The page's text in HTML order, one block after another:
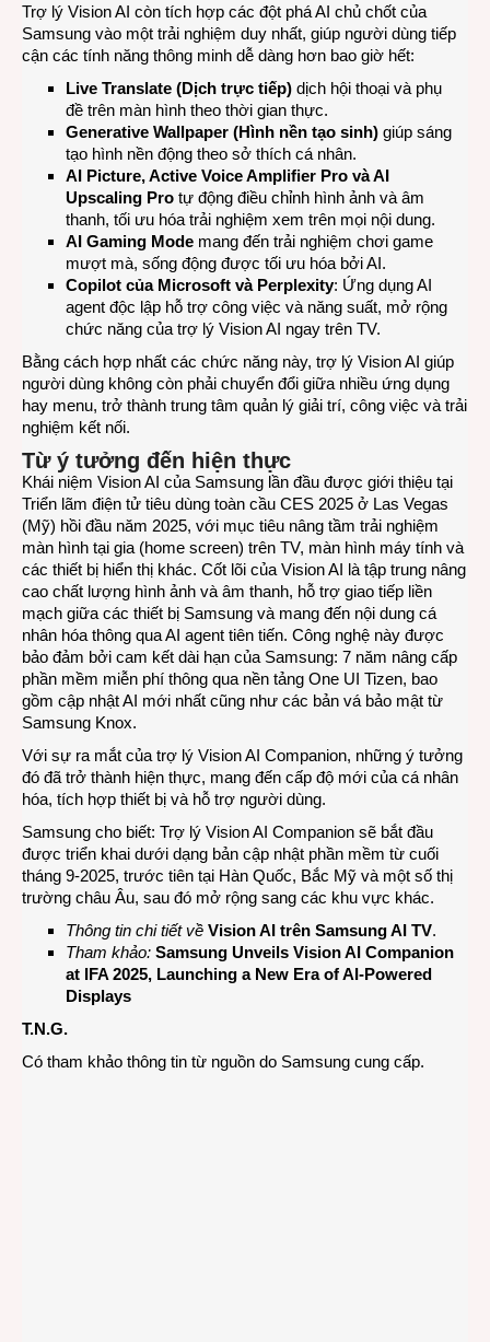
Trợ lý Vision AI còn tích hợp các đột phá AI chủ chốt của
Samsung vào một trải nghiệm duy nhất, giúp người dùng tiếp
cận các tính năng thông minh dễ dàng hơn bao giờ hết:
Live Translate (Dịch trực tiếp) dịch hội thoại và phụ
đề trên màn hình theo thời gian thực.
Generative Wallpaper (Hình nền tạo sinh) giúp sáng
tạo hình nền động theo sở thích cá nhân.
AI Picture, Active Voice Amplifier Pro và AI
Upscaling Pro tự động điều chỉnh hình ảnh và âm
thanh, tối ưu hóa trải nghiệm xem trên mọi nội dung.
AI Gaming Mode mang đến trải nghiệm chơi game
mượt mà, sống động được tối ưu hóa bởi AI.
Copilot của Microsoft và Perplexity: Ứng dụng AI
agent độc lập hỗ trợ công việc và năng suất, mở rộng
chức năng của trợ lý Vision AI ngay trên TV.
Bằng cách hợp nhất các chức năng này, trợ lý Vision AI giúp
người dùng không còn phải chuyển đổi giữa nhiều ứng dụng
hay menu, trở thành trung tâm quản lý giải trí, công việc và trải
nghiệm kết nối.
Từ ý tưởng đến hiện thực
Khái niệm Vision AI của Samsung lần đầu được giới thiệu tại
Triển lãm điện tử tiêu dùng toàn cầu CES 2025 ở Las Vegas
(Mỹ) hồi đầu năm 2025, với mục tiêu nâng tầm trải nghiệm
màn hình tại gia (home screen) trên TV, màn hình máy tính và
các thiết bị hiển thị khác. Cốt lõi của Vision AI là tập trung nâng
cao chất lượng hình ảnh và âm thanh, hỗ trợ giao tiếp liền
mạch giữa các thiết bị Samsung và mang đến nội dung cá
nhân hóa thông qua AI agent tiên tiến. Công nghệ này được
bảo đảm bởi cam kết dài hạn của Samsung: 7 năm nâng cấp
phần mềm miễn phí thông qua nền tảng One UI Tizen, bao
gồm cập nhật AI mới nhất cũng như các bản vá bảo mật từ
Samsung Knox.
Với sự ra mắt của trợ lý Vision AI Companion, những ý tưởng
đó đã trở thành hiện thực, mang đến cấp độ mới của cá nhân
hóa, tích hợp thiết bị và hỗ trợ người dùng.
Samsung cho biết: Trợ lý Vision AI Companion sẽ bắt đầu
được triển khai dưới dạng bản cập nhật phần mềm từ cuối
tháng 9-2025, trước tiên tại Hàn Quốc, Bắc Mỹ và một số thị
trường châu Âu, sau đó mở rộng sang các khu vực khác.
Thông tin chi tiết về Vision AI trên Samsung AI TV.
Tham khảo: Samsung Unveils Vision AI Companion
at IFA 2025, Launching a New Era of AI-Powered
Displays
T.N.G.
Có tham khảo thông tin từ nguồn do Samsung cung cấp.